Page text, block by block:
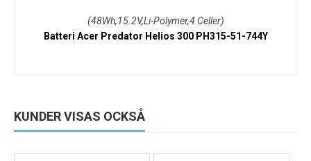
(48Wh,15.2V,Li-Polymer,4 Celler)
Batteri Acer Predator Helios 300 PH315-51-744Y
KUNDER VISAS OCKSÅ